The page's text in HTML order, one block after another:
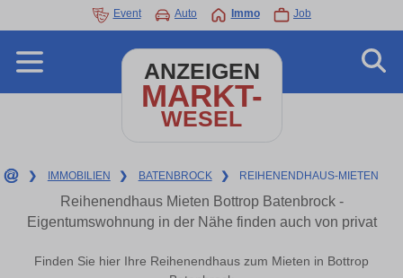
Event Auto Immo Job
ANZEIGEN
MARKT-
WESEL
❯ IMMOBILIEN ❯ BATENBROCK ❯ REIHENENDHAUS-MIETEN
Reihenendhaus Mieten Bottrop Batenbrock -
Eigentumswohnung in der Nähe finden auch von privat
Finden Sie hier Ihre Reihenendhaus zum Mieten in Bottrop